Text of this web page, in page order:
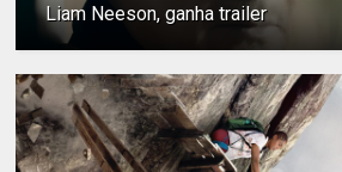
Liam Neeson, ganha trailer